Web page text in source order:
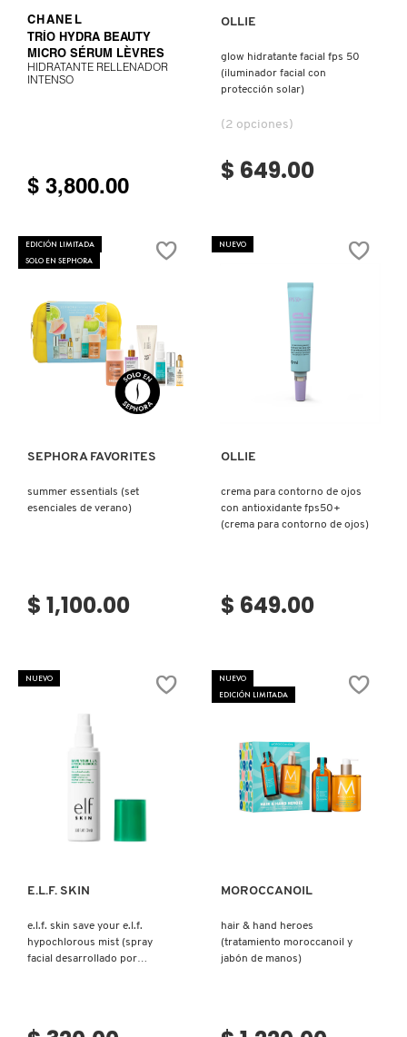
IT COSMETICS
JEAN PAUL GAULTIER
K18
KAYALI
KÉRASTASE
KIEHL’S
KYLIE JENNER FRAGRANCES
LANCÔME
LAURA MERCIER
LILASH
LIVING PROOF
MAISON LOUIS MARIE
CHANEL
TRÍO HYDRA BEAUTY
MICRO SÉRUM LÈVRES
HIDRATANTE RELLENADOR
INTENSO
$ 3,800.00
OLLIE
glow hidratante facial fps 50
(iluminador facial con
protección solar)
(2 opciones)
$ 649.00
EDICIÓN LIMITADA
SOLO EN SEPHORA
Ver más
SEPHORA FAVORITES
summer essentials (set
esenciales de verano)
$ 1,100.00
NUEVO
Ver más
OLLIE
crema para contorno de ojos
con antioxidante fps50+
(crema para contorno de ojos)
$ 649.00
NUEVO
Ver más
E.L.F. SKIN
e.l.f. skin save your e.l.f.
hypochlorous mist (spray
facial desarrollado por
NUEVO
EDICIÓN LIMITADA
Ver más
MOROCCANOIL
hair & hand heroes
(tratamiento moroccanoil y
jabón de manos)